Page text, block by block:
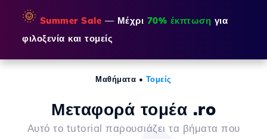
🌞 Summer Sale — Μέχρι 70% έκπτωση για
φιλοξενία και τομείς
Μαθήματα • Τομείς
Μεταφορά τομέα .ro
Αυτό το tutorial παρουσιάζει τα βήματα που